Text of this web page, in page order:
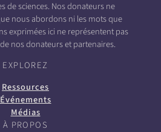
de sciences. Nos donateurs ne
nous abordons ni les mots que
exprimées ici ne représentent pas
nos donateurs et partenaires.
EXPLOREZ
Ressources
Événements
Médias
À PROPOS